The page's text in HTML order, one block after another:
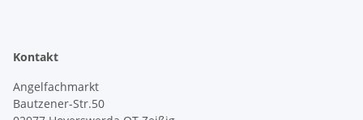
Kontakt
Angelfachmarkt
Bautzener-Str.50